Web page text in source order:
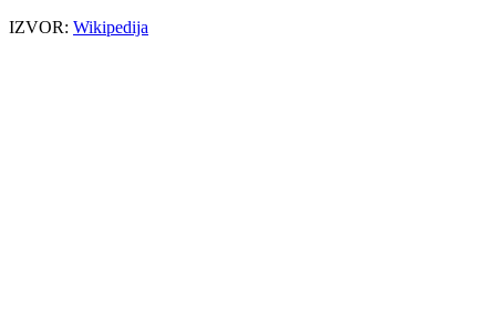
IZVOR: Wikipedija